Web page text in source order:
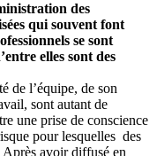
des
qui souvent font
se sont
elles sont des
de l’équipe, de son
sont autant de
une prise de conscience
pour lesquelles des
avoir diffusé en